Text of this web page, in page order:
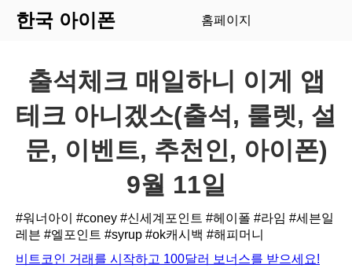
한국 아이폰 홈페이지
출석체크 매일하니 이게 앱
테크 아니겠소(출석, 룰렛, 설
문, 이벤트, 추천인, 아이폰)
9월 11일
#워너아이 #coney #신세계포인트 #헤이폴 #라임 #세븐일
레븐 #엘포인트 #syrup #ok캐시백 #해피머니
비트코인 거래를 시작하고 100달러 보너스를 받으세요!